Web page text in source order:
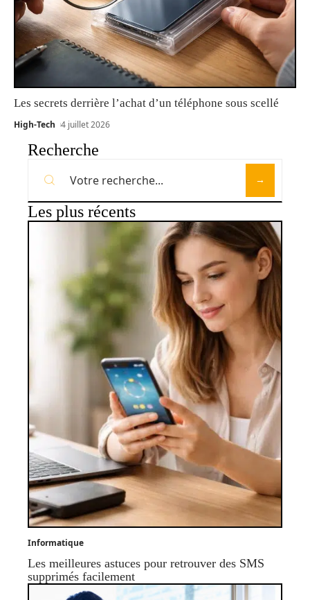
Les secrets derrière l’achat d’un téléphone sous scellé
High-Tech 4 juillet 2026
Recherche
Les plus récents
Informatique
Les meilleures astuces pour retrouver des SMS
supprimés facilement